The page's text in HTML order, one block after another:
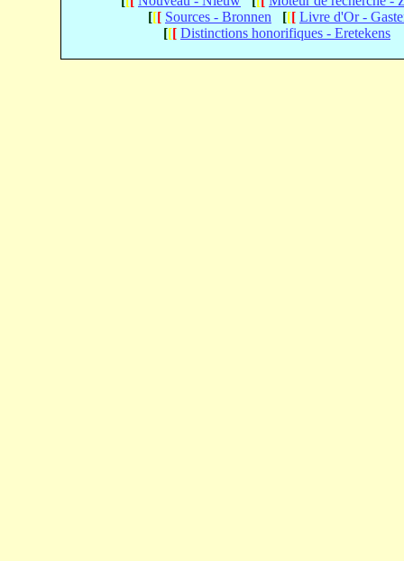
[[[ Sources - Bronnen [[[ Livre d'Or -
[[[ Distinctions honorifiques - Eretekens